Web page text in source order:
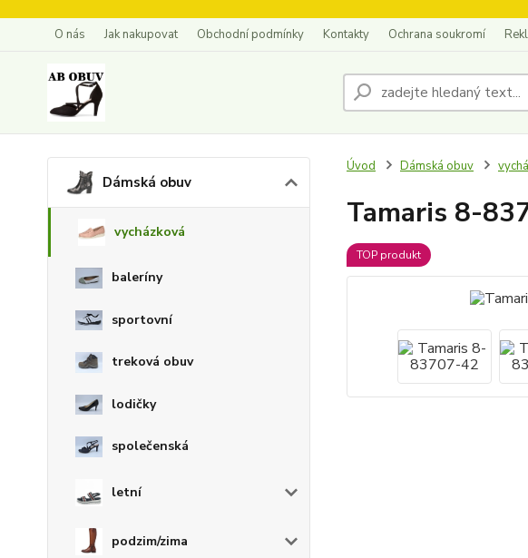
O nás Jak nakupovat Obchodní podmínky Kontakty Ochrana soukromí
Dámská obuv
vycházková
baleríny
sportovní
treková obuv
lodičky
společenská
letní
podzim/zima
Úvod Dámská obuv
Tamaris 8-
TOP produkt